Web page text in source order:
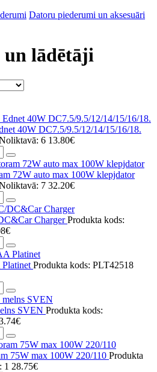
Datoru piederumi un aksesuāri
lādētāji
40W DC7.5/9.5/12/14/15/16/18.
6 13.80€
72W auto max 100W klepjdator
7 32.20€
Charger Produkta kods:
Produkta kods: PLT42518
SVEN Produkta kods:
75W max 100W 220/110 Produkta
1 28.75€